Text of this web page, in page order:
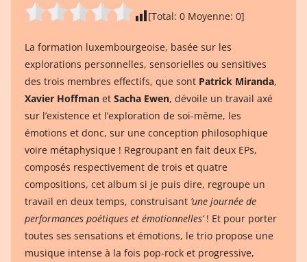
[Total: 0 Moyenne: 0]
La formation luxembourgeoise, basée sur les
explorations personnelles, sensorielles ou sensitives
des trois membres effectifs, que sont Patrick Miranda,
Xavier Hoffman et Sacha Ewen, dévoile un travail axé
sur l’existence et l’exploration de soi-même, les
émotions et donc, sur une conception philosophique
voire métaphysique ! Regroupant en fait deux EPs,
composés respectivement de trois et quatre
compositions, cet album si je puis dire, regroupe un
travail en deux temps, construisant ’une journée de
performances poétiques et émotionnelles’! Et pour porter
toutes ses sensations et émotions, le trio propose une
musique intense à la fois pop-rock et progressive,